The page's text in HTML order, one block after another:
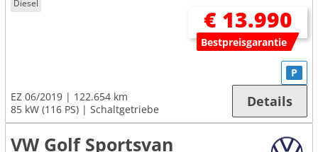
Diesel
€ 13.990
Bestpreisgarantie
EZ 06/2019
122.654 km
85 kW (116 PS)
Schaltgetriebe
P
Details
VW Golf Sportsvan